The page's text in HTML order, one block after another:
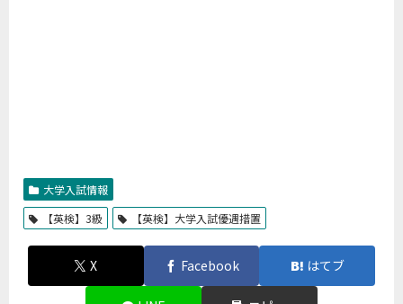
大学入試情報
【英検】3級
【英検】大学入試優遇措置
X Facebook はてブ